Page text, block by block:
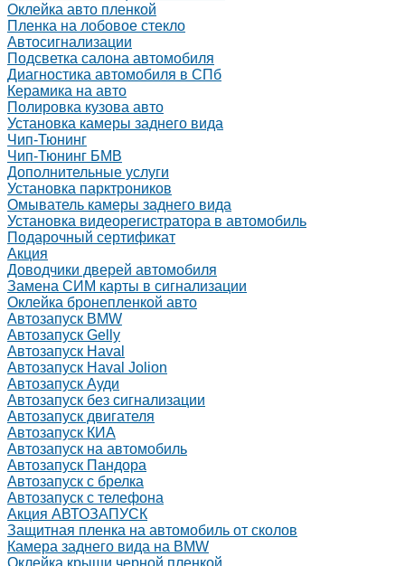
Оклейка авто пленкой
Пленка на лобовое стекло
Автосигнализации
Подсветка салона автомобиля
Диагностика автомобиля в СПб
Керамика на авто
Полировка кузова авто
Установка камеры заднего вида
Чип-Тюнинг
Чип-Тюнинг БМВ
Дополнительные услуги
Установка парктроников
Омыватель камеры заднего вида
Установка видеорегистратора в автомобиль
Подарочный сертификат
Акция
Доводчики дверей автомобиля
Замена СИМ карты в сигнализации
Оклейка бронепленкой авто
Автозапуск BMW
Автозапуск Gelly
Автозапуск Haval
Автозапуск Haval Jolion
Автозапуск Ауди
Автозапуск без сигнализации
Автозапуск двигателя
Автозапуск КИА
Автозапуск на автомобиль
Автозапуск Пандора
Автозапуск с брелка
Автозапуск с телефона
Акция АВТОЗАПУСК
Защитная пленка на автомобиль от сколов
Камера заднего вида на BMW
Оклейка крыши черной пленкой